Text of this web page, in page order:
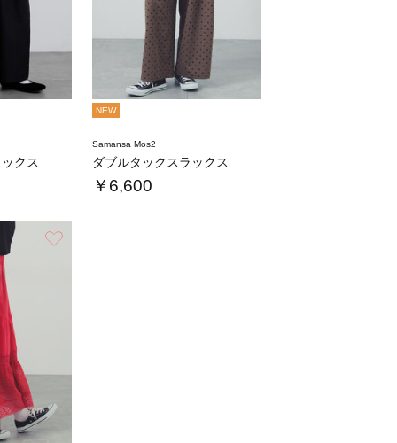
クス
NEW
Samansa Mos2
ダブルタックスラックス
￥6,600